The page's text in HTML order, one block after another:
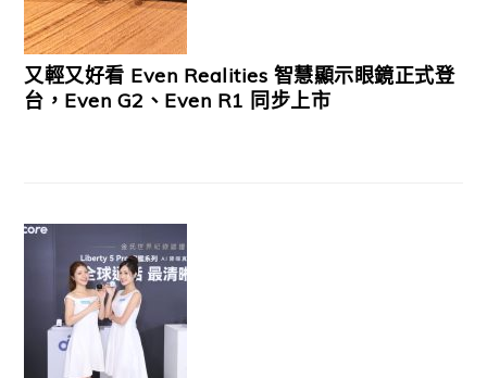
又輕又好看 Even Realities 智慧顯示眼鏡正式登
台，Even G2、Even R1 同步上市